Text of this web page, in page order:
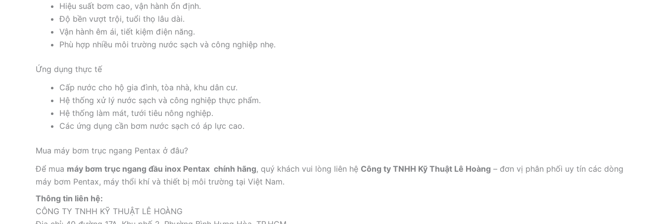
Hiệu suất bơm cao, vận hành ổn định.
Độ bền vượt trội, tuổi thọ lâu dài.
Vận hành êm ái, tiết kiệm điện năng.
Phù hợp nhiều môi trường nước sạch và công nghiệp nhẹ.
Ứng dụng thực tế
Cấp nước cho hộ gia đình, tòa nhà, khu dân cư.
Hệ thống xử lý nước sạch và công nghiệp thực phẩm.
Hệ thống làm mát, tưới tiêu nông nghiệp.
Các ứng dụng cần bơm nước sạch có áp lực cao.
Mua máy bơm trục ngang Pentax ở đâu?
Để mua máy bơm trục ngang đầu inox Pentax chính hãng, quý khách vui lòng liên hệ Công ty TNHH Kỹ Thuật Lê Hoàng – đơn vị phân phối uy tín các dòng
máy bơm Pentax, máy thổi khí và thiết bị môi trường tại Việt Nam.
Thông tin liên hệ:
CÔNG TY TNHH KỸ THUẬT LÊ HOÀNG